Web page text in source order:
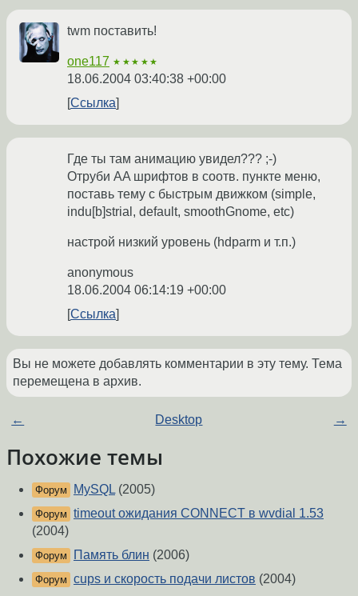
twm поставить!
one117 ★★★★★
18.06.2004 03:40:38 +00:00
Ссылка
Где ты там анимацию увидел??? ;-)
Отруби AA шрифтов в соотв. пункте меню,
поставь тему с быстрым движком (simple,
indu[b]strial, default, smoothGnome, etc)
настрой низкий уровень (hdparm и т.п.)
anonymous
18.06.2004 06:14:19 +00:00
Ссылка
Вы не можете добавлять комментарии в эту тему. Тема
перемещена в архив.
← Desktop →
Похожие темы
Форум MySQL (2005)
Форум timeout ожидания CONNECT в wvdial 1.53
(2004)
Форум Память блин (2006)
Форум cups и скорость подачи листов (2004)